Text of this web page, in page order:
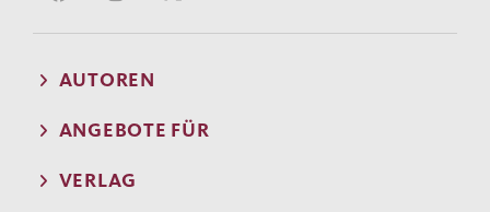
AUTOREN
ANGEBOTE FÜR
VERLAG